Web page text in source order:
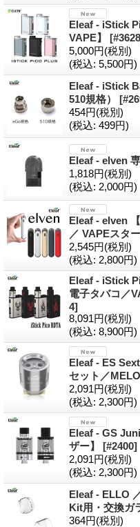
Eleaf - iStick
VAPE】
5,000円(税別)
(税込: 5,500円)
Eleaf - iStick
510規格）
454円(税別)
(税込: 499円)
Eleaf - elven
1,818円(税別)
(税込: 2,000円)
Eleaf - elven
／ VAPEスタ
2,545円(税別)
(税込: 2,800円)
Eleaf - iStick
電子タバコ／
4]
8,091円(税別)
(税込: 8,900円)
Eleaf - ES
セット／
2,091円(税別)
(税込: 2,300円)
Eleaf - GS
ザー】 [#2400]
2,091円(税別)
(税込: 2,300円)
Eleaf - ELLO
Kit用・交換ガ
364円(税別)